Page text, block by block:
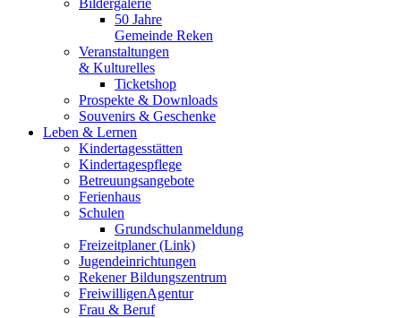
Bildergalerie
50 Jahre
Gemeinde Reken
Veranstaltungen
& Kulturelles
Ticketshop
Prospekte & Downloads
Souvenirs & Geschenke
Leben & Lernen
Kindertagesstätten
Kindertagespflege
Betreuungsangebote
Ferienhaus
Schulen
Grundschulanmeldung
Freizeitplaner (Link)
Jugendeinrichtungen
Rekener Bildungszentrum
FreiwilligenAgentur
Frau & Beruf